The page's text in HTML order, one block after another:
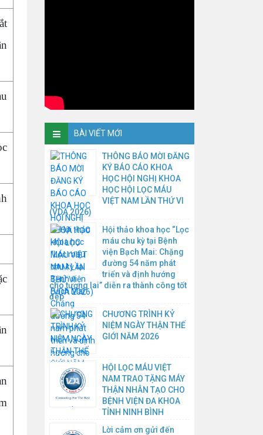
BÀI VIẾT MỚI
THÔNG BÁO MỜI ĐĂNG
KÝ BÁO CÁO KHOA
HỌC HỘI NGHỊ KHOA
HỌC HỘI LỌC MÁU
VIỆT NAM LẦN THỨ VI
(VDA 2026)
Hội thảo khoa học “Lọc
máu chu kỳ tại Bệnh
viện Bạch Mai: Chặng
đường 54 năm phát
triển và định hướng
cho tương lai” diễn ra thành công tốt
đẹp
CHƯƠNG TRÌNH KỶ
NIỆM NGÀY THẬN THẾ
GIỚI NĂM 2026
HỘI LỌC MÁU VIỆT
NAM TRAO TẶNG MÁY
THẬN NHÂN TẠO CHO
BỆNH VIỆN ĐA KHOA
TỈNH NINH BÌNH
Lời cảm ơn gửi đến